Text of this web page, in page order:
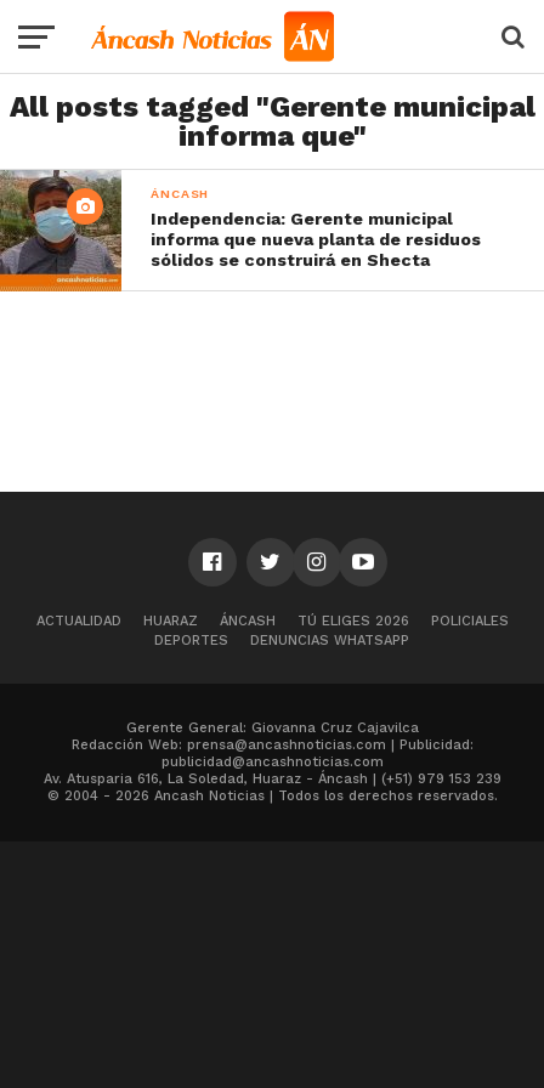
All posts tagged "Gerente municipal
informa que"
ÁNCASH
Independencia: Gerente municipal
informa que nueva planta de residuos
sólidos se construirá en Shecta
ACTUALIDAD HUARAZ ÁNCASH TÚ ELIGES 2026
POLICIALES
DEPORTES
DENUNCIAS WHATSAPP
Gerente General: Giovanna Cruz Cajavilca
Redacción Web: prensa@ancashnoticias.com | Publicidad:
publicidad@ancashnoticias.com
Av. Atusparia 616, La Soledad, Huaraz - Áncash | (+51) 979 153 239
© 2004 - 2026 Ancash Noticias | Todos los derechos reservados.